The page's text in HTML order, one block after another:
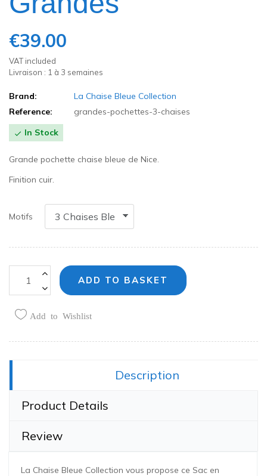
€39.00
VAT included
Livraison : 1 à 3 semaines
Brand:
La Chaise Bleue Collection
Reference:
grandes-pochettes-3-chaises
 In Stock
Grande pochette chaise bleue de Nice.
Finition cuir.
Motifs
ADD TO BASKET
Add to Wishlist
Description
Product Details
Review
La Chaise Bleue Collection vous propose ce Sac en